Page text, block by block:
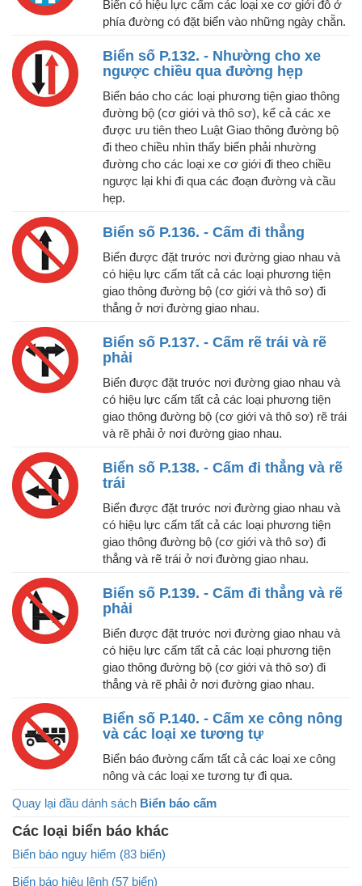
Biển có hiệu lực cấm các loại xe cơ giới đỗ ở
phía đường có đặt biển vào những ngày chẵn.
Biển số P.132. - Nhường cho xe
ngược chiều qua đường hẹp
Biển báo cho các loại phương tiện giao thông
đường bộ (cơ giới và thô sơ), kể cả các xe
được ưu tiên theo Luật Giao thông đường bộ
đi theo chiều nhìn thấy biển phải nhường
đường cho các loại xe cơ giới đi theo chiều
ngược lại khi đi qua các đoạn đường và cầu
hẹp.
Biển số P.136. - Cấm đi thẳng
Biển được đặt trước nơi đường giao nhau và
có hiệu lực cấm tất cả các loại phương tiện
giao thông đường bộ (cơ giới và thô sơ) đi
thẳng ở nơi đường giao nhau.
Biển số P.137. - Cấm rẽ trái và rẽ
phải
Biển được đặt trước nơi đường giao nhau và
có hiệu lực cấm tất cả các loại phương tiện
giao thông đường bộ (cơ giới và thô sơ) rẽ trái
và rẽ phải ở nơi đường giao nhau.
Biển số P.138. - Cấm đi thẳng và rẽ
trái
Biển được đặt trước nơi đường giao nhau và
có hiệu lực cấm tất cả các loại phương tiện
giao thông đường bộ (cơ giới và thô sơ) đi
thẳng và rẽ trái ở nơi đường giao nhau.
Biển số P.139. - Cấm đi thẳng và rẽ
phải
Biển được đặt trước nơi đường giao nhau và
có hiệu lực cấm tất cả các loại phương tiện
giao thông đường bộ (cơ giới và thô sơ) đi
thẳng và rẽ phải ở nơi đường giao nhau.
Biển số P.140. - Cấm xe công nông
và các loại xe tương tự
Biển báo đường cấm tất cả các loại xe công
nông và các loại xe tương tự đi qua.
Quay lại đầu dánh sách Biển báo cấm
Các loại biển báo khác
Biển báo nguy hiểm (83 biển)
Biển báo hiệu lệnh (57 biển)